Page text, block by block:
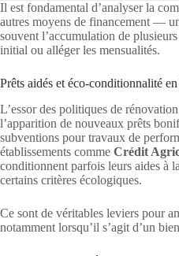
Il est fondamental d’analyser la
autres moyens de financement —
souvent l’accumulation de
initial ou alléger les mensualités.
Prêts aidés et éco-conditionnalité
L’essor des politiques de
l’apparition de nouveaux prêts
subventions pour travaux de
établissements comme Crédit
conditionnent parfois leurs aides à
certains critères écologiques.
Ce sont de véritables leviers pour
notamment lorsqu’il s’agit d’un